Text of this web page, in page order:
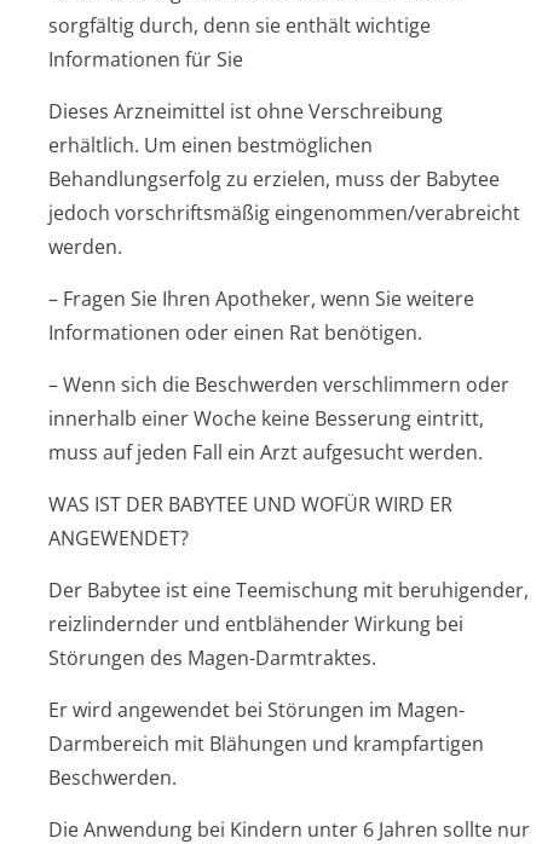
sorgfältig durch, denn sie enthält wichtige
Informationen für Sie
Dieses Arzneimittel ist ohne Verschreibung
erhältlich. Um einen bestmöglichen
Behandlungserfolg zu erzielen, muss der Babytee
jedoch vorschriftsmäßig eingenommen/ve­rabreicht
werden.
– Fragen Sie Ihren Apotheker, wenn Sie weitere
Informationen oder einen Rat benötigen.
– Wenn sich die Beschwerden verschlimmern oder
innerhalb einer Woche keine Besserung eintritt,
muss auf jeden Fall ein Arzt aufgesucht werden.
WAS IST DER BABYTEE UND WOFÜR WIRD ER
ANGEWENDET?
Der Babytee ist eine Teemischung mit beruhigender,
reizlindernder und entblähender Wirkung bei
Störungen des Magen-Darmtraktes.
Er wird angewendet bei Störungen im Magen-
Darmbereich mit Blähungen und krampfartigen
Beschwerden.
Die Anwendung bei Kindern unter 6 Jahren sollte nur